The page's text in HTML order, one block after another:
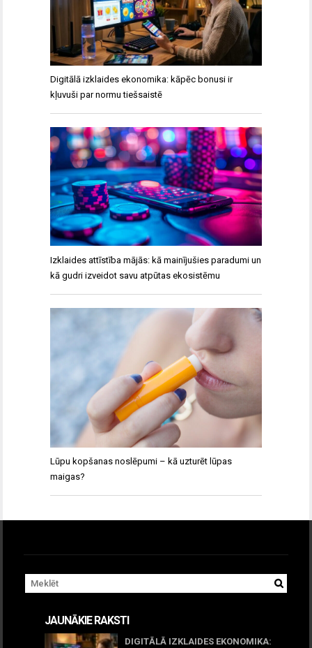
Digitālā izklaides ekonomika: kāpēc bonusi ir
kļuvuši par normu tiešsaistē
Izklaides attīstība mājās: kā mainījušies paradumi un
kā gudri izveidot savu atpūtas ekosistēmu
Lūpu kopšanas noslēpumi – kā uzturēt lūpas
maigas?
JAUNĀKIE RAKSTI
DIGITĀLĀ IZKLAIDES EKONOMIKA: